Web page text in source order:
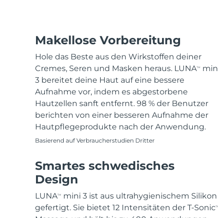
Makellose Vorbereitung
Hole das Beste aus den Wirkstoffen deiner
Cremes, Seren und Masken heraus. LUNATM
3 bereitet deine Haut auf eine bessere
Aufnahme vor, indem es abgestorbene
Hautzellen sanft entfernt. 98 % der Benutzer
berichten von einer besseren Aufnahme der
Hautpflegeprodukte nach der Anwendung.
Basierend auf Verbraucherstudien Dritter
Smartes schwedisches
Design
LUNATM
mini 3 ist aus ultrahygienischem Silikon
gefertigt. Sie bietet 12 Intensitäten der T-Sonic